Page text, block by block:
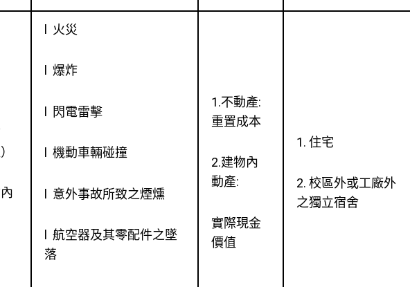
l 火災
l 爆炸
l 閃電雷擊
l 機動車輛碰撞
l 意外事故所致之煙燻
l 航空器及其零配件之墜
落
1.不動產:
重置成本
2.建物內
動產:
實際現金
價值
1. 住宅
2. 校區外或工廠外
之獨立宿舍